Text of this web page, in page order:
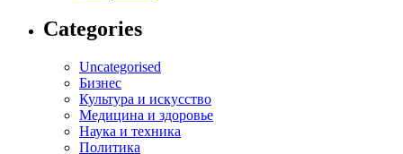
Categories
Uncategorised
Бизнес
Культура и искусство
Медицина и здоровье
Наука и техника
Политика